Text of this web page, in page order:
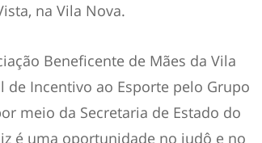
na Vila Nova.
Beneficente de Mães da Vila
de Incentivo ao Esporte pelo Grupo
meio da Secretaria de Estado do
é uma oportunidade no judô e no